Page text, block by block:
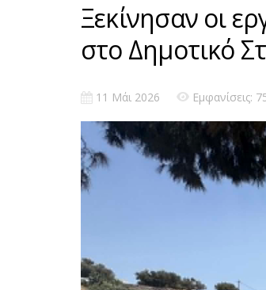
Ξεκίνησαν οι
στο Δημοτικό
11 Μάι 2026 Εμφανίσεις: